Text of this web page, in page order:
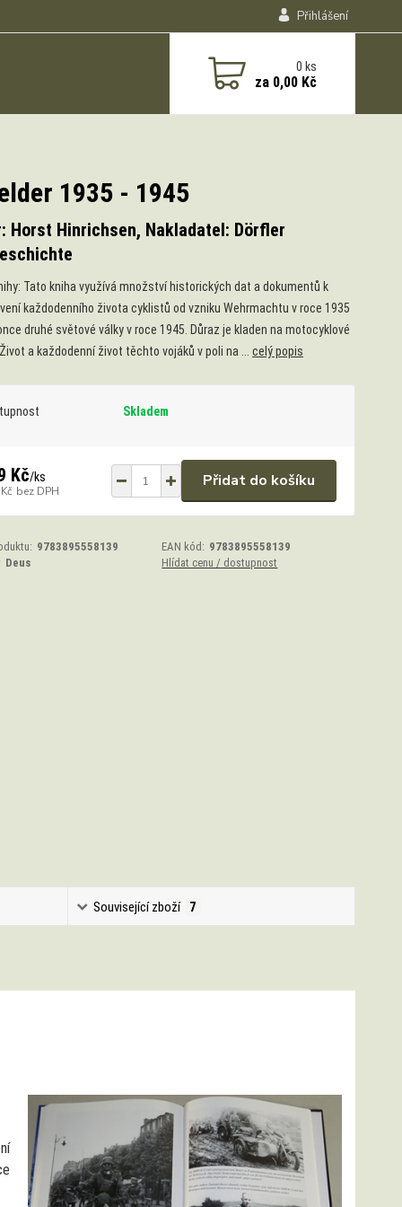
Přihlášení
0ks
za 0,00 Kč
1935 - 1945
Horst Hinrichsen, Nakladatel: Dörfler
Tato kniha využívá množství historických dat a dokumentů k
každodenního života cyklistů od vzniku Wehrmachtu v roce 1935
druhé světové války v roce 1945. Důraz je kladen na motocyklové
a každodenní život těchto vojáků v poli na ... celý popis
Skladem
Kč/ks
bez DPH
Přidat do košíku
9783895558139 EAN kód: 9783895558139
Deus Hlídat cenu / dostupnost
Související zboží 7